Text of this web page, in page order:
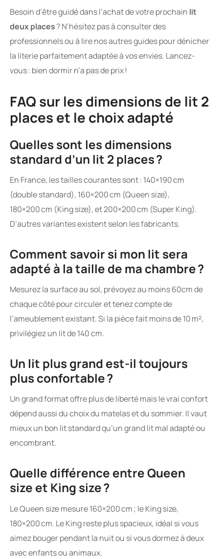
Besoin d’être guidé dans l’achat de votre prochain lit
deux places? N’hésitez pas à consulter des
professionnels ou à lire nos autres guides pour dénicher
la literie parfaitement adaptée à vos envies. Lancez-
vous : bien dormir n’a pas de prix !
FAQ sur les dimensions de lit 2
places et le choix adapté
Quelles sont les dimensions
standard d’un lit 2 places ?
En France, les tailles courantes sont : 140×190 cm
(double standard), 160×200 cm (Queen size),
180×200 cm (King size), et 200×200 cm (Super King).
D’autres variantes existent selon les fabricants.
Comment savoir si mon lit sera
adapté à la taille de ma chambre ?
Mesurez la surface au sol, prévoyez au moins 60cm de
chaque côté pour circuler et tenez compte de
l’ameublement existant. Si la pièce fait moins de 10 m²,
privilégiez un lit de 140 cm.
Un lit plus grand est-il toujours
plus confortable ?
Un grand format offre plus de liberté mais le vrai confort
dépend aussi du choix du matelas et du sommier. Il vaut
mieux un bon lit standard qu’un grand lit mal adapté ou
encombrant.
Quelle différence entre Queen
size et King size ?
Le Queen size mesure 160×200 cm ; le King size,
180×200 cm. Le King reste plus spacieux, idéal si vous
aimez bouger pendant la nuit ou si vous dormez à deux
avec enfants ou animaux.